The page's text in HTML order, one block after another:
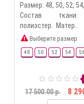
Размер: 48, 50, 52,
Состав
полиэстер. Матер..
Выберите размер
48 50 52 54 56
17 500.00 р.
8